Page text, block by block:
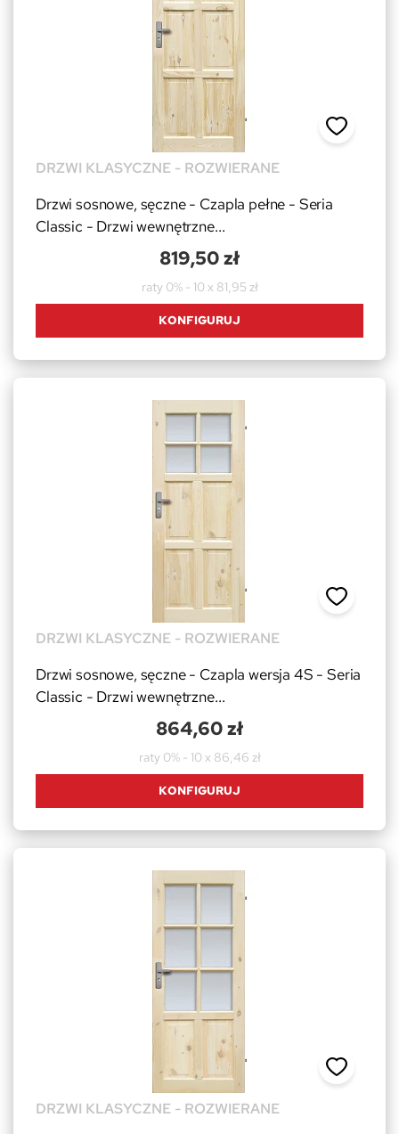
DRZWI KLASYCZNE - ROZWIERANE
Drzwi sosnowe, sęczne - Czapla pełne - Seria
Classic - Drzwi wewnętrzne...
819,50 zł
raty 0% - 10 x 81,95 zł
KONFIGURUJ
DRZWI KLASYCZNE - ROZWIERANE
Drzwi sosnowe, sęczne - Czapla wersja 4S - Seria
Classic - Drzwi wewnętrzne...
864,60 zł
raty 0% - 10 x 86,46 zł
KONFIGURUJ
DRZWI KLASYCZNE - ROZWIERANE